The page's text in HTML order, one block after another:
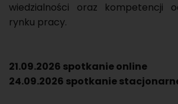
wie­dzial­no­ści oraz kom­pe­ten­cji
rynku pracy.
21.09.2026 spo­tka­nie on­li­ne
24.09.2026 spo­tka­nie